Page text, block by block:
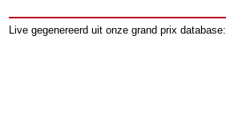
Live gegenereerd uit onze grand prix database: